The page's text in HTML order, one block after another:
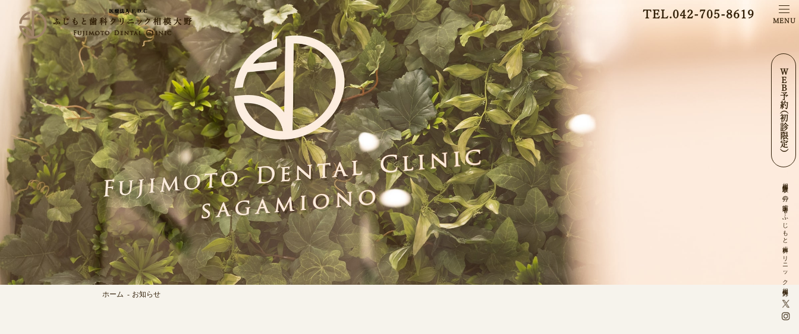
TEL.042-705-8619 MENU
ＷＥＢ予約（初診限定）
相模大野駅３分の歯医者｜ふじもと歯科クリニック相模大野
ホーム お知らせ